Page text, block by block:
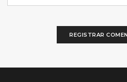
REGISTRAR